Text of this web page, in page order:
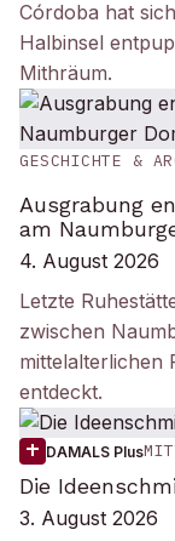
Córdoba hat
Halbinsel
Mithräum.
GESCHICHTE &
Ausgrabung
am
4. August 2026
Letzte
zwischen
mittelalterlichen
entdeckt.
DAMALS Plus
Die
3. August 2026